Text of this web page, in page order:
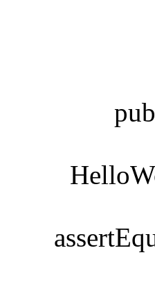
public
hi